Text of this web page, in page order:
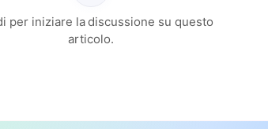
per iniziare la discussione su questo
articolo.